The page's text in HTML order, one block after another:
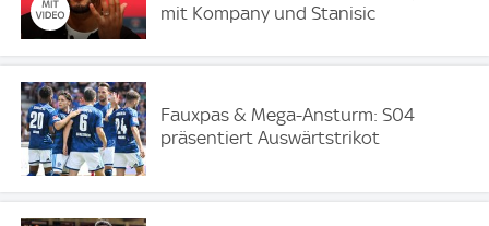
mit Kompany und Stanisic
Fauxpas & Mega-Ansturm: S04
präsentiert Auswärtstrikot